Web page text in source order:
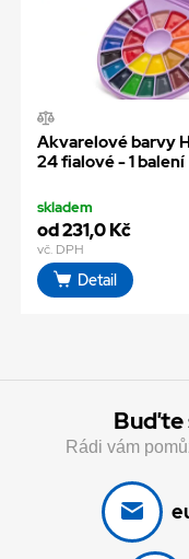
Akvarelové barvy
24 fialové - 1 balení
skladem
od 231,0 Kč
vč. DPH
Detail
Buďte
Rádi vám